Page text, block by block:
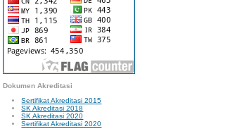
Dokumen Akreditasi
Sertifikat Akreditasi 2015
SK Akreditasi 2018
SK Akreditasi 2020
Sertifikat Akreditasi 2020